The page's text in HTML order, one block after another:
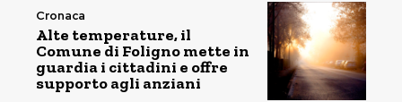
Cronaca
Alte temperature, il
Comune di Foligno mette in
guardia i cittadini e offre
supporto agli anziani